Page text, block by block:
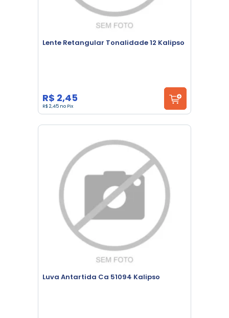
Lente Retangular Tonalidade 12 Kalipso
R$ 2,45
R$ 2,45 no Pix
Luva Antartida Ca 51094 Kalipso